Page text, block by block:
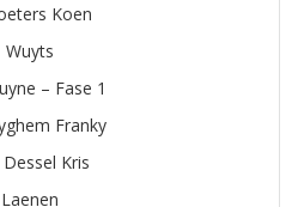
Koen
Wuyts
– Fase 1
Franky
Dessel Kris
Laenen